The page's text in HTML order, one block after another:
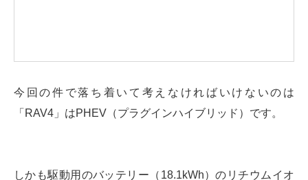
今回の件で落ち着いて考えなければいけないのは
「RAV4」はPHEV（プラグインハイブリッド）です。
しかも駆動用のバッテリー（18.1kWh）のリチウムイオ